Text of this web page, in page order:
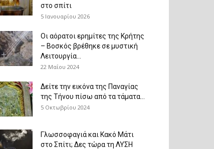
στο σπίτι
5 Ιανουαρίου 2026
Οι αόρατοι ερημίτες της Κρήτης
– Βοσκός βρέθηκε σε μυστική
Λειτουργία...
22 Μαΐου 2024
Δείτε την εικόνα της Παναγίας
της Τήνου πίσω από τα τάματα...
5 Οκτωβρίου 2024
Γλωσσοφαγιά και Κακό Μάτι
στο Σπίτι; Δες τώρα τη ΛΥΣΗ